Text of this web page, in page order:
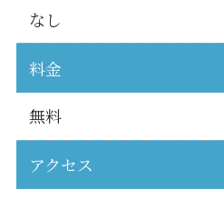
なし
料金
無料
アクセス